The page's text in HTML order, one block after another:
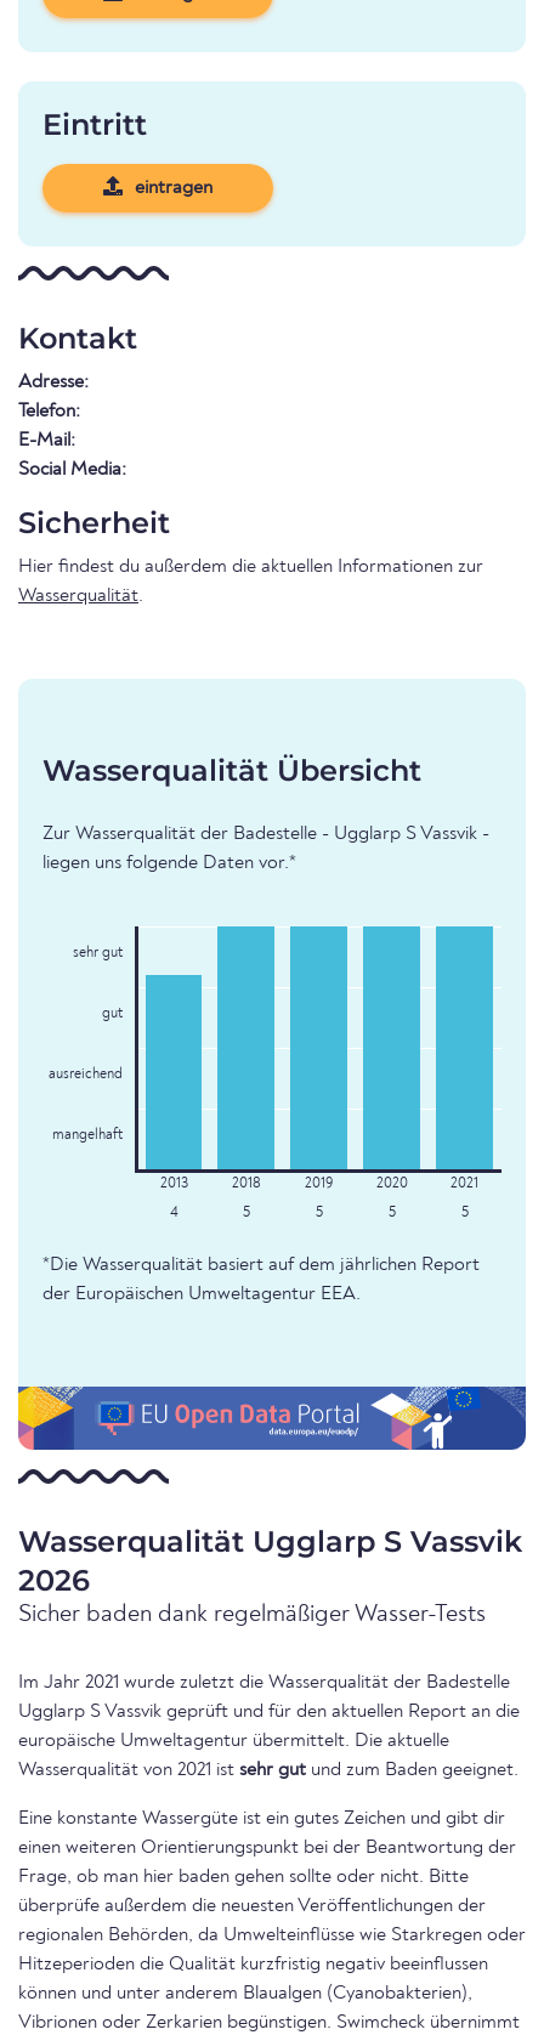
Eintritt
eintragen
Kontakt
Adresse:
Telefon:
E-Mail:
Social Media:
Sicherheit
Hier findest du außerdem die aktuellen Informationen zur
Wasserqualität.
Wasserqualität Übersicht
Zur Wasserqualität der Badestelle - Ugglarp S Vassvik -
liegen uns folgende Daten vor.*
sehr gut
gut
ausreichend
mangelhaft
4 5 5 5 5
*Die Wasserqualität basiert auf dem jährlichen Report
der Europäischen Umweltagentur EEA.
Wasserqualität Ugglarp S Vassvik
2026
Sicher baden dank regelmäßiger Wasser-Tests
Im Jahr 2021 wurde zuletzt die Wasserqualität der Badestelle
Ugglarp S Vassvik geprüft und für den aktuellen Report an die
europäische Umweltagentur übermittelt. Die aktuelle
Wasserqualität von 2021 ist sehr gut und zum Baden geeignet.
Eine konstante Wassergüte ist ein gutes Zeichen und gibt dir
einen weiteren Orientierungspunkt bei der Beantwortung der
Frage, ob man hier baden gehen sollte oder nicht. Bitte
überprüfe außerdem die neuesten Veröffentlichungen der
regionalen Behörden, da Umwelteinflüsse wie Starkregen oder
Hitzeperioden die Qualität kurzfristig negativ beeinflussen
können und unter anderem Blaualgen (Cyanobakterien),
Vibrionen oder Zerkarien begünstigen. Swimcheck übernimmt